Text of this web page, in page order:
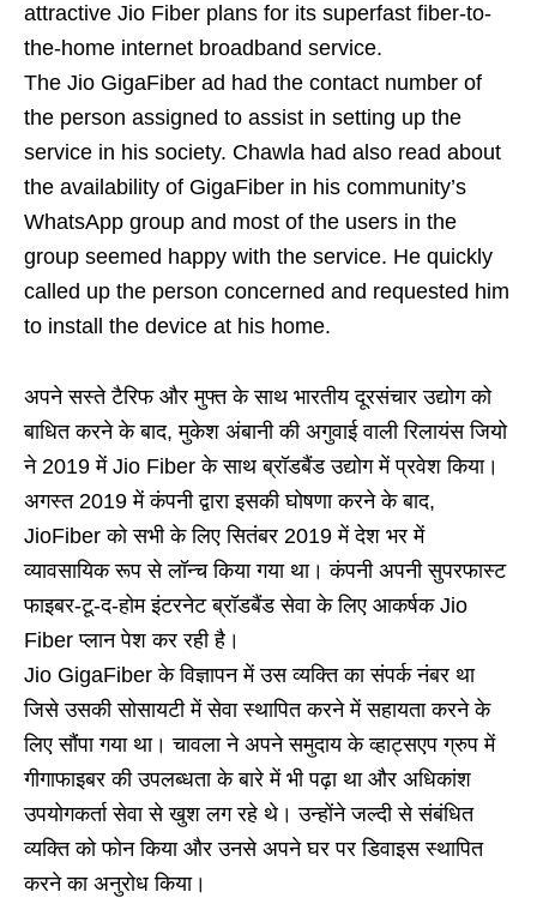
attractive Jio Fiber plans for its superfast fiber-to-
the-home internet broadband service.
The Jio GigaFiber ad had the contact number of
the person assigned to assist in setting up the
service in his society. Chawla had also read about
the availability of GigaFiber in his community’s
WhatsApp group and most of the users in the
group seemed happy with the service. He quickly
called up the person concerned and requested him
to install the device at his home.
अपने सस्ते टैरिफ और मुफ्त के साथ भारतीय दूरसंचार उद्योग को
बाधित करने के बाद, मुकेश अंबानी की अगुवाई वाली रिलायंस जियो
ने 2019 में Jio Fiber के साथ ब्रॉडबैंड उद्योग में प्रवेश किया।
अगस्त 2019 में कंपनी द्वारा इसकी घोषणा करने के बाद,
JioFiber को सभी के लिए सितंबर 2019 में देश भर में
व्यावसायिक रूप से लॉन्च किया गया था। कंपनी अपनी सुपरफास्ट
फाइबर-टू-द-होम इंटरनेट ब्रॉडबैंड सेवा के लिए आकर्षक Jio
Fiber प्लान पेश कर रही है।
Jio GigaFiber के विज्ञापन में उस व्यक्ति का संपर्क नंबर था
जिसे उसकी सोसायटी में सेवा स्थापित करने में सहायता करने के
लिए सौंपा गया था। चावला ने अपने समुदाय के व्हाट्सएप ग्रुप में
गीगाफाइबर की उपलब्धता के बारे में भी पढ़ा था और अधिकांश
उपयोगकर्ता सेवा से खुश लग रहे थे। उन्होंने जल्दी से संबंधित
व्यक्ति को फोन किया और उनसे अपने घर पर डिवाइस स्थापित
करने का अनुरोध किया।